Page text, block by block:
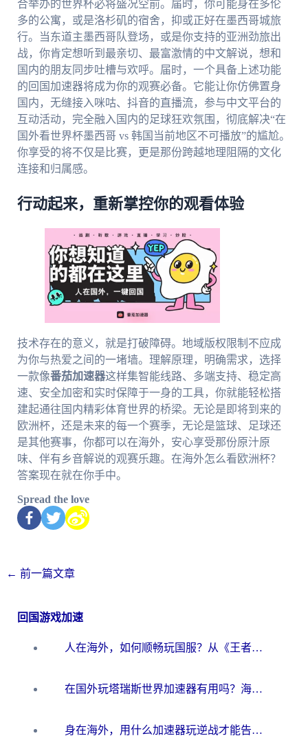
合举办的世界杯必将盛况空前。届时，你可能身在多伦
多的公寓，或是洛杉矶的宿舍，抑或正好在墨西哥城旅
行。当东道主墨西哥队登场，或是你支持的亚洲劲旅出
战，你肯定想听到最亲切、最富激情的中文解说，想和
国内的朋友同步吐槽与欢呼。届时，一个具备上述功能
的回国加速器将成为你的观赛必备。它能让你仿佛置身
国内，无缝接入咪咕、抖音的直播流，参与中文平台的
互动活动，完全融入国内的足球狂欢氛围，彻底解决“在
国外看世界杯墨西哥 vs 韩国当前地区不可播放”的尴尬。
你享受的将不仅是比赛，更是那份跨越地理阻隔的文化
连接和归属感。
行动起来，重新掌控你的观看体验
技术存在的意义，就是打破障碍。地域版权限制不应成
为你与热爱之间的一堵墙。理解原理，明确需求，选择
一款像番茄加速器这样集智能线路、多端支持、稳定高
速、安全加密和实时保障于一身的工具，你就能轻松搭
建起通往国内精彩体育世界的桥梁。无论是即将到来的
欧洲杯，还是未来的每一个赛季，无论是篮球、足球还
是其他赛事，你都可以在海外，安心享受那份原汁原
味、伴有乡音解说的观赛乐趣。在海外怎么看欧洲杯？
答案现在就在你手中。
Spread the love
← 前一篇文章
回国游戏加速
人在海外，如何顺畅玩国服？从《王者荣耀》到《云图计划》的加速器终极指南
在国外玩塔瑞斯世界加速器有用吗？海外玩家亲测后的真实答案
身在海外，用什么加速器玩逆战才能告别延迟？